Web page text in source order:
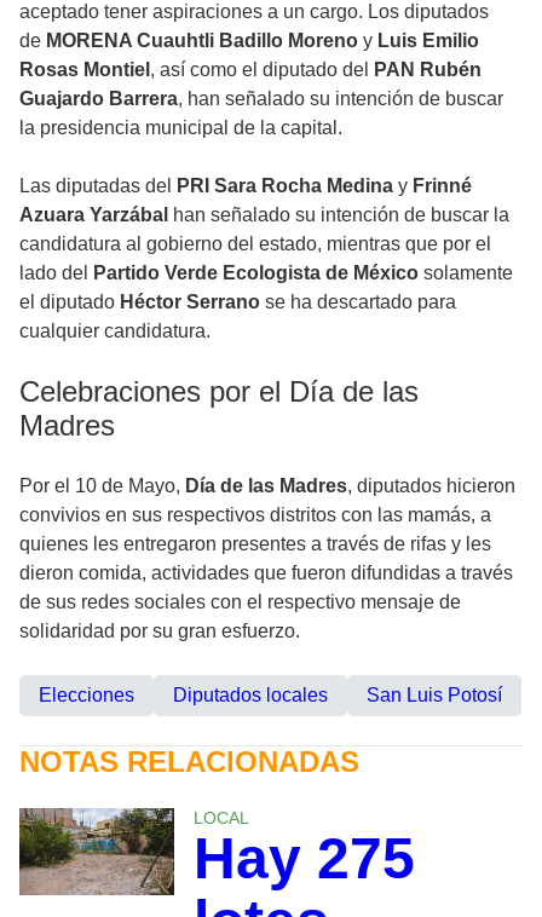
aceptado tener aspiraciones a un cargo. Los diputados
de MORENA Cuauhtli Badillo Moreno y Luis Emilio
Rosas Montiel , así como el diputado del
PAN Rubén
Guajardo Barrera, han señalado su intención de buscar
la presidencia municipal de la capital.
Las diputadas del PRI Sara Rocha Medina y Frinné
Azuara Yarzábal han señalado su intención de buscar la
candidatura al gobierno del estado, mientras que por el
lado del
Partido Verde Ecologista de México solamente
el diputado Héctor Serrano se ha descartado para
cualquier candidatura.
Celebraciones por el Día de las
Madres
Por el 10 de Mayo, Día de las Madres, diputados hicieron
convivios en sus respectivos distritos con las mamás, a
quienes les entregaron presentes a través de rifas y les
dieron comida, actividades que fueron difundidas a través
de sus redes sociales con el respectivo mensaje de
solidaridad por su gran esfuerzo.
Elecciones Diputados locales San Luis Potosí
NOTAS RELACIONADAS
LOCAL
Hay 275